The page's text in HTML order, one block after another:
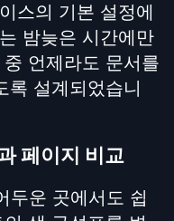
스의 기본 설정에
밤늦은 시간에만
언제라도 문서를
록 설계되었습니
페이지 비교
두운 곳에서도 쉽